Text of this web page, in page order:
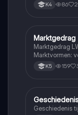
K4 86 2
Economie
Marktgedrag
Marktgedrag
Marktvormen:
K5 159
Economie
Geschiedenis